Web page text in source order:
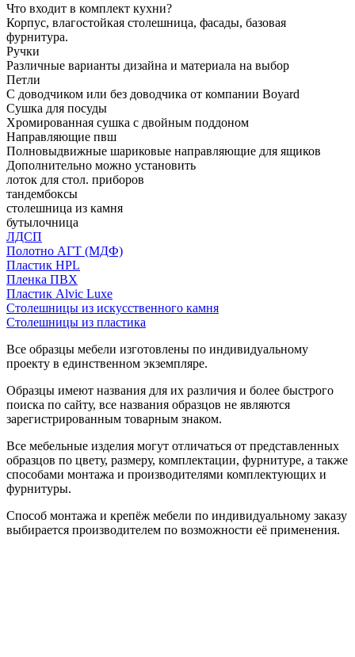
Что входит в комплект кухни?
Корпус, влагостойкая столешница, фасады, базовая
фурнитура.
Ручки
Различные варианты дизайна и материала на выбор
Петли
С доводчиком или без доводчика от компании Boyard
Сушка для посуды
Хромированная сушка с двойным поддоном
Направляющие пвш
Полновыдвижные шариковые направляющие для ящиков
Дополнительно можно установить
лоток для стол. приборов
тандембоксы
столешница из камня
бутылочница
ЛДСП
Полотно АГТ (МДФ)
Пластик HPL
Пленка ПВХ
Пластик Alvic Luxe
Столешницы из искусственного камня
Столешницы из пластика
Все образцы мебели изготовлены по индивидуальному
проекту в единственном экземпляре.
Образцы имеют названия для их различия и более быстрого
поиска по сайту, все названия образцов не являются
зарегистрированным товарным знаком.
Все мебельные изделия могут отличаться от представленных
образцов по цвету, размеру, комплектации, фурнитуре, а также
способами монтажа и производителями комплектующих и
фурнитуры.
Способ монтажа и крепёж мебели по индивидуальному заказу
выбирается производителем по возможности её применения.